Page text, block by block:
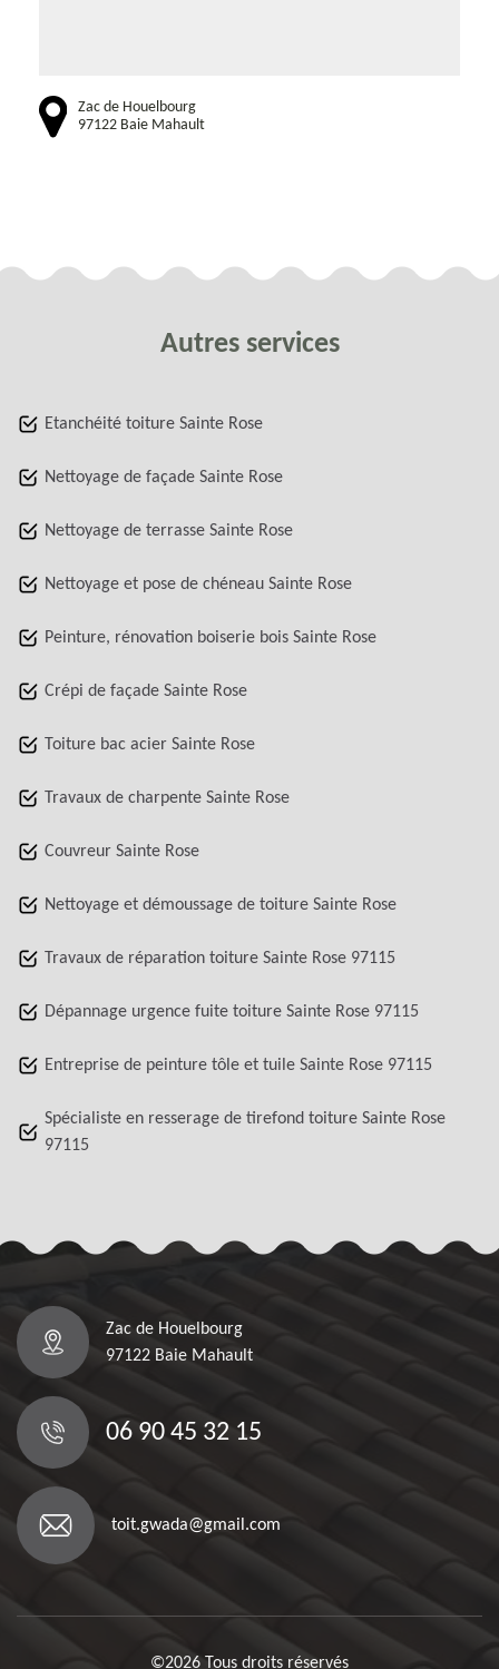
Zac de Houelbourg
97122 Baie Mahault
Autres services
Etanchéité toiture Sainte Rose
Nettoyage de façade Sainte Rose
Nettoyage de terrasse Sainte Rose
Nettoyage et pose de chéneau Sainte Rose
Peinture, rénovation boiserie bois Sainte Rose
Crépi de façade Sainte Rose
Toiture bac acier Sainte Rose
Travaux de charpente Sainte Rose
Couvreur Sainte Rose
Nettoyage et démoussage de toiture Sainte Rose
Travaux de réparation toiture Sainte Rose 97115
Dépannage urgence fuite toiture Sainte Rose 97115
Entreprise de peinture tôle et tuile Sainte Rose 97115
Spécialiste en resserage de tirefond toiture Sainte Rose
97115
Zac de Houelbourg
97122 Baie Mahault
06 90 45 32 15
toit.gwada@gmail.com
©2026 Tous droits réservés